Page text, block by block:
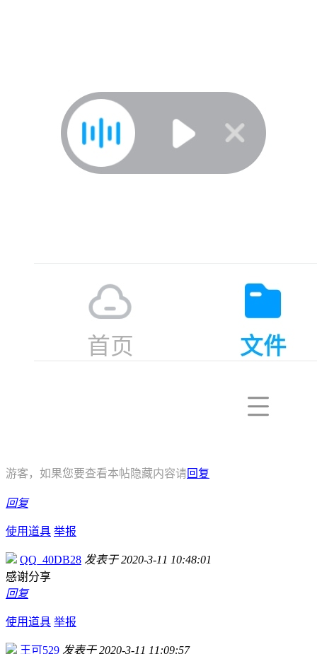
游客，如果您要查看本帖隐藏内容请回复
回复
使用道具 举报
QQ_40DB28 发表于 2020-3-11 10:48:01
感谢分享
回复
使用道具 举报
王可529 发表于 2020-3-11 11:09:57